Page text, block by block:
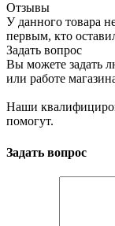
Отзывы
У данного товара
первым, кто
Задать вопрос
Вы можете задать
или работе
Наши
помогут.
Задать вопрос